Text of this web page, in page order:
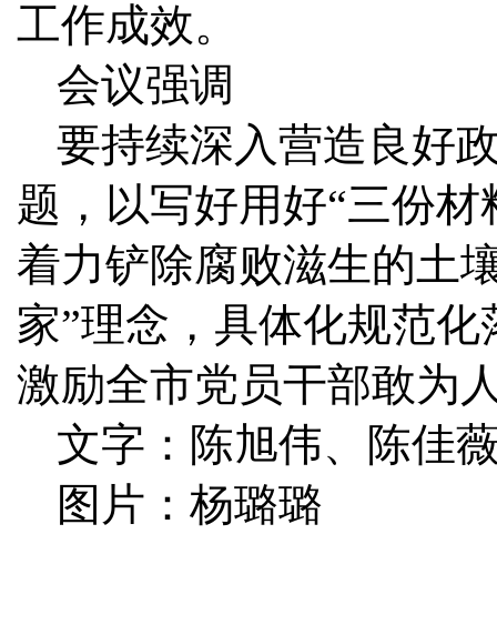
工作成效。
会议强调
要持续深入营造良好
题，以写好用好“三份
着力铲除腐败滋生的土
家”理念，具体化规范
激励全市党员干部敢为
文字：陈旭伟、陈佳
图片：杨璐璐